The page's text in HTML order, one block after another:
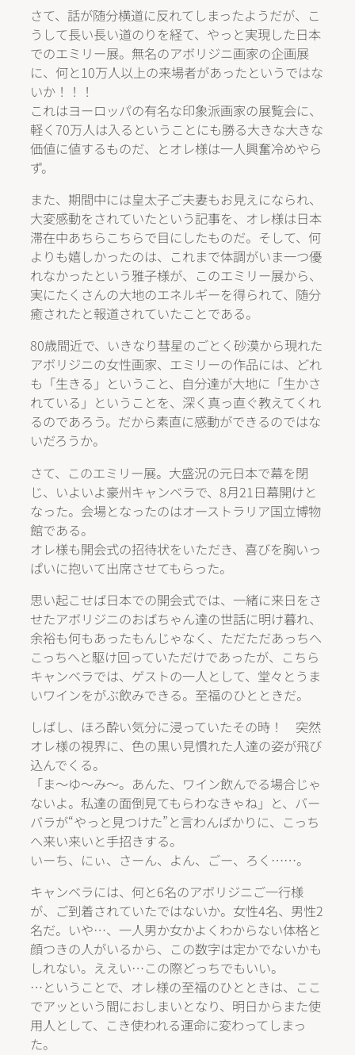
さて、話が随分横道に反れてしまったようだが、こ
うして長い長い道のりを経て、やっと実現した日本
でのエミリー展。無名のアボリジニ画家の企画展
に、何と10万人以上の来場者があったというではな
いか！！！
これはヨーロッパの有名な印象派画家の展覧会に、
軽く70万人は入るということにも勝る大きな大きな
価値に値するものだ、とオレ様は一人興奮冷めやら
ず。
また、期間中には皇太子ご夫妻もお見えになられ、
大変感動をされていたという記事を、オレ様は日本
滞在中あちらこちらで目にしたものだ。そして、何
よりも嬉しかったのは、これまで体調がいま一つ優
れなかったという雅子様が、このエミリー展から、
実にたくさんの大地のエネルギーを得られて、随分
癒されたと報道されていたことである。
80歳間近で、いきなり彗星のごとく砂漠から現れた
アボリジニの女性画家、エミリーの作品には、どれ
も「生きる」ということ、自分達が大地に「生かさ
れている」ということを、深く真っ直ぐ教えてくれ
るのであろう。だから素直に感動ができるのではな
いだろうか。
さて、このエミリー展。大盛況の元日本で幕を閉
じ、いよいよ豪州キャンベラで、8月21日幕開けと
なった。会場となったのはオーストラリア国立博物
館である。
オレ様も開会式の招待状をいただき、喜びを胸いっ
ぱいに抱いて出席させてもらった。
思い起こせば日本での開会式では、一緒に来日をさ
せたアボリジニのおばちゃん達の世話に明け暮れ、
余裕も何もあったもんじゃなく、ただただあっちへ
こっちへと駆け回っていただけであったが、こちら
キャンベラでは、ゲストの一人として、堂々とうま
いワインをがぶ飲みできる。至福のひとときだ。
しばし、ほろ酔い気分に浸っていたその時！ 突然
オレ様の視界に、色の黒い見慣れた人達の姿が飛び
込んでくる。
「ま～ゆ～み～。あんた、ワイン飲んでる場合じゃ
ないよ。私達の面倒見てもらわなきゃね」と、バー
バラが“やっと見つけた”と言わんばかりに、こっち
へ来い来いと手招きする。
いーち、にぃ、さーん、よん、ごー、ろく……。
キャンベラには、何と6名のアボリジニご一行様
が、ご到着されていたではないか。女性4名、男性2
名だ。いや…、一人男か女かよくわからない体格と
顔つきの人がいるから、この数字は定かでないかも
しれない。ええい…この際どっちでもいい。
…ということで、オレ様の至福のひとときは、ここ
でアッという間におしまいとなり、明日からまた使
用人として、こき使われる運命に変わってしまっ
た。